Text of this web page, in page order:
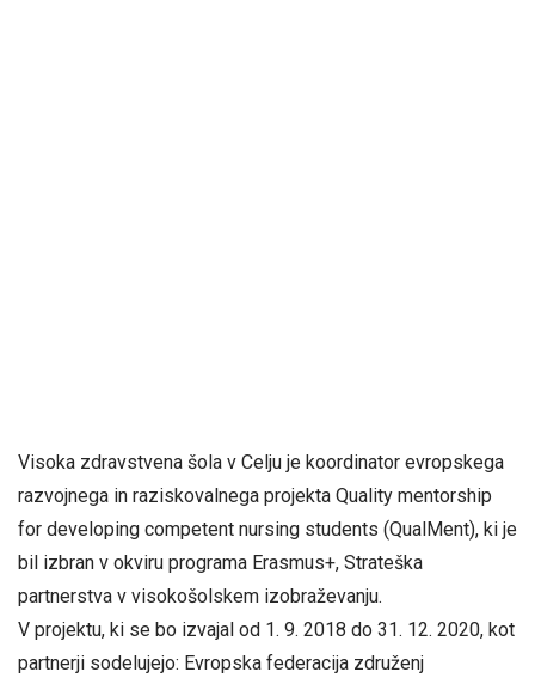
Visoka zdravstvena šola v Celju je koordinator evropskega
razvojnega in raziskovalnega projekta Quality mentorship
for developing competent nursing students (QualMent), ki je
bil izbran v okviru programa Erasmus+, Strateška
partnerstva v visokošolskem izobraževanju.
V projektu, ki se bo izvajal od 1. 9. 2018 do 31. 12. 2020, kot
partnerji sodelujejo: Evropska federacija združenj